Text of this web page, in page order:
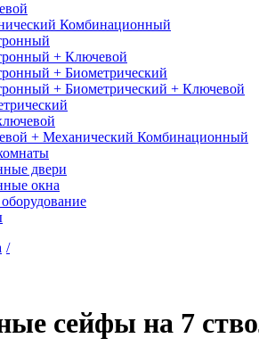
Комбинационный
+ Ключевой
+ Биометрический
+ Биометрический + Ключевой
+ Механический Комбинационный
двери
окна
/
сейфы на 7